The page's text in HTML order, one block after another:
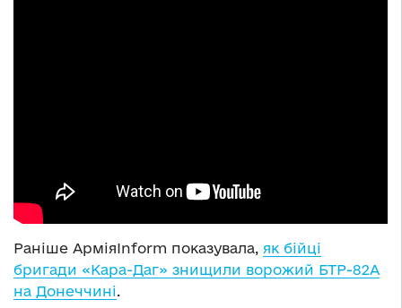
Раніше АрміяInform показувала, як бійці
бригади «Кара-Даг» знищили ворожий БТР-82А
на Донеччині.